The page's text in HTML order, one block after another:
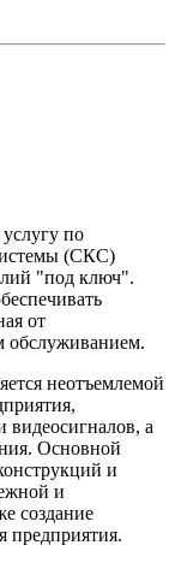
по
(СКС)
"под ключ".
от
обслуживанием.
неотъемлемой
видеосигналов, а
Основной
и
и
создание
предприятия.